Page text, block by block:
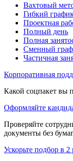
Вахтовый
Гибкий
Проектная
Полный день
Полная
Сменный
Частичная
Корпоративная
Какой соцпакет вы
Оформляйте
Проверяйте
документы без
Ускорьте подбор в 2